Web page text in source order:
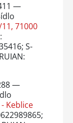
—
71000
S-
—
Keblice